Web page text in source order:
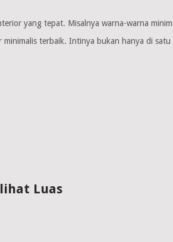
yang tepat. Misalnya warna-warna
terbaik. Intinya bukan hanya di
Luas